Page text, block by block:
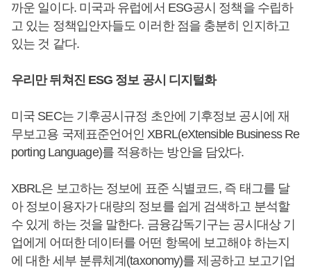
까운 일이다. 미국과 유럽에서 ESG공시 정책을 수립하
고 있는 정책입안자들도 이러한 점을 충분히 인지하고
있는 것 같다.
우리만 뒤쳐진 ESG 정보 공시 디지털화
미국 SEC는 기후공시규정 초안에 기후정보 공시에 재
무보고용 국제표준언어인 XBRL(eXtensible Business Re
porting Language)를 적용하는 방안을 담았다.
XBRL은 보고하는 정보에 표준 식별코드, 즉 태그를 달
아 정보이용자가 대량의 정보를 쉽게 검색하고 분석할
수 있게 하는 것을 말한다. 금융감독기구는 공시대상 기
업에게 어떠한 데이터를 어떤 항목에 보고해야 하는지
에 대한 세부 분류체계(taxonomy)를 제공하고 보고기업